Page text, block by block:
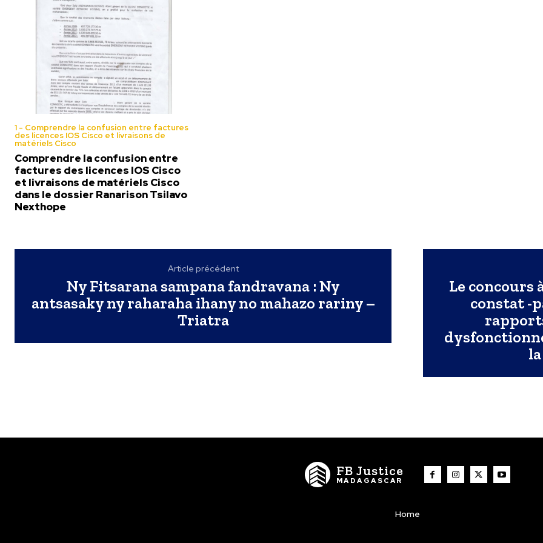
1 - Comprendre la confusion entre factures
des licences IOS Cisco et livraisons de
matériels Cisco
Comprendre la confusion entre
factures des licences IOS Cisco
et livraisons de matériels Cisco
dans le dossier Ranarison Tsilavo
Nexthope
Article précédent
Ny Fitsarana sampana fandravana : Ny
antsasaky ny raharaha ihany no mahazo rariny –
Triatra
Le concours
constat -
FB Justice
MADAGASCAR
Home